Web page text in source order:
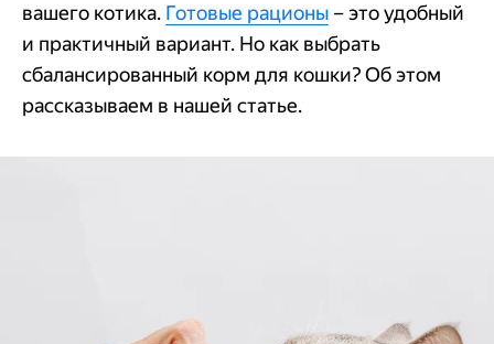
вашего котика. Готовые рационы – это удобный
и практичный вариант. Но как выбрать
сбалансированный корм для кошки? Об этом
рассказываем в нашей статье.